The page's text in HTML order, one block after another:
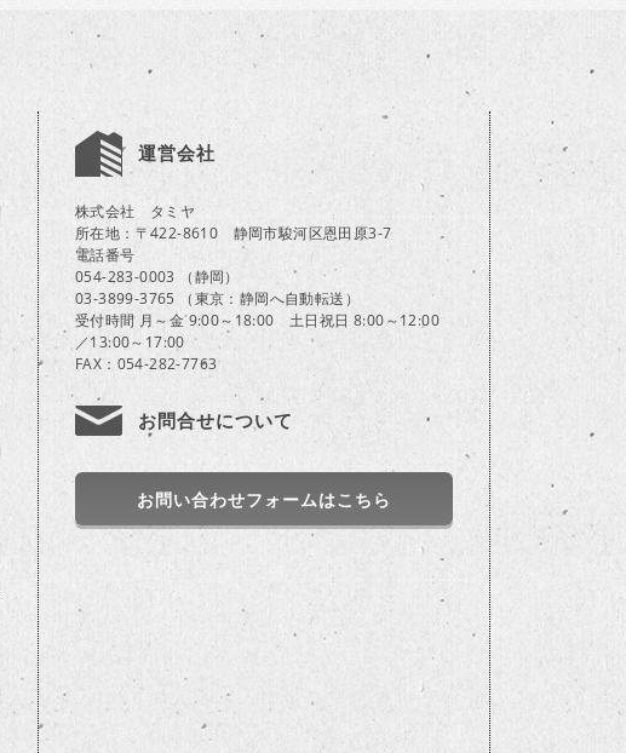
運営会社
株式会社 タミヤ
所在地：〒422-8610 静岡市駿河区恩田原3-7
電話番号
054-283-0003 （静岡）
03-3899-3765 （東京：静岡へ自動転送）
受付時間 月～金 9:00～18:00 土日祝日 8:00～12:00
／13:00～17:00
FAX：054-282-7763
お問合せについて
お問い合わせフォームはこちら